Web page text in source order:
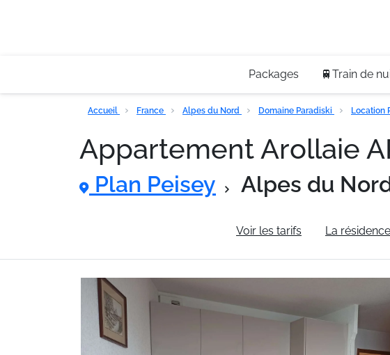
Packages 🚆Train de
Accueil France Alpes du Nord Domaine Paradiski Location
Appartement Arollaie
Plan Peisey Alpes du
Voir les tarifs La résidence